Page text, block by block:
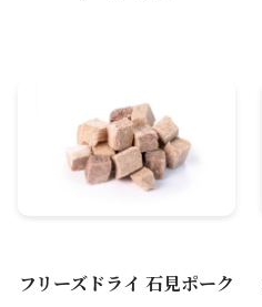
フリーズドライ 石見ポーク